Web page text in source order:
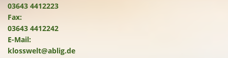
03643 4412223
Fax:
03643 4412242
E-Mail:
klosswelt@ablig.de